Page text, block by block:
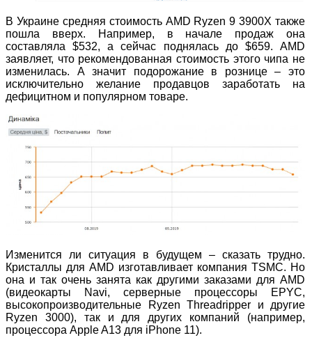
В Украине средняя стоимость AMD Ryzen 9 3900X также
пошла вверх. Например, в начале продаж она
составляла $532, а сейчас поднялась до $659. AMD
заявляет, что рекомендованная стоимость этого чипа не
изменилась. А значит подорожание в рознице – это
исключительно желание продавцов заработать на
дефицитном и популярном товаре.
Изменится ли ситуация в будущем – сказать трудно.
Кристаллы для AMD изготавливает компания TSMC. Но
она и так очень занята как другими заказами для AMD
(видеокарты Navi, серверные процессоры EPYC,
высокопроизводительные Ryzen Threadripper и другие
Ryzen 3000), так и для других компаний (например,
процессора Apple A13 для iPhone 11).